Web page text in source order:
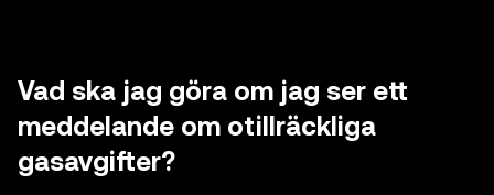
Vad ska jag göra om jag ser ett
meddelande om otillräckliga
gasavgifter?